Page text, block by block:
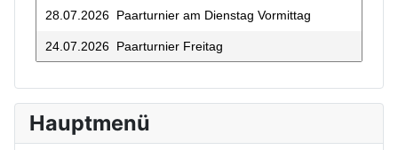
28.07.2026 Paarturnier am Dienstag Vormittag
24.07.2026 Paarturnier Freitag
14.07.2026 Paarturnier Dienstag Abend
Hauptmenü